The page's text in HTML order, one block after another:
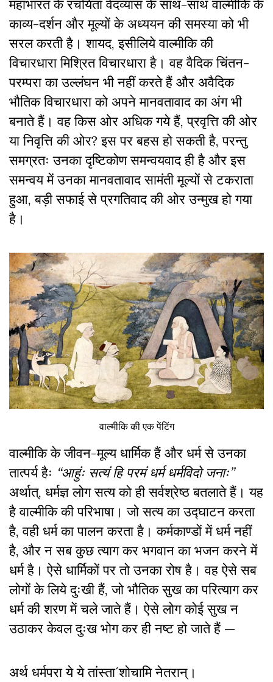
महाभारत के रचयिता वेदव्यास के साथ-साथ वाल्मीकि के
काव्य-दर्शन और मूल्यों के अध्ययन की समस्या को भी
सरल करती है। शायद,इसीलिये वाल्मीकि की
विचारधारा मिश्रित विचारधारा है। वह वैदिक चिंतन-
परम्परा का उल्लंघन भी नहीं करते हैं और अवैदिक
भौतिक विचारधारा को अपने मानवतावाद का अंग भी
बनाते हैं। वह किस ओर अधिक गये हैं,प्रवृत्ति की ओर
या निवृत्ति की ओर?इस पर बहस हो सकती है,परन्तु
समग्रतः उनका दृष्टिकोण समन्वयवाद ही है और इस
समन्वय में उनका मानवतावाद सामंती मूल्यों से टकराता
हुआ,बड़ी सफाई से प्रगतिवाद की ओर उन्मुख हो गया
है।
वाल्मीकि की एक पेंटिंग
वाल्मीकि के जीवन-मूल्य धार्मिक हैं और धर्म से उनका
तात्पर्य हैः “आहुंः सत्यं हि परमं धर्म धर्मविदो जनाः”
अर्थात्, धर्मज्ञ लोग सत्य को ही सर्वश्रेष्ठ बतलाते हैं। यह
है वाल्मीकि की परिभाषा। जो सत्य का उद्घाटन करता
है,वही धर्म का पालन करता है। कर्मकाण्डों में धर्म नहीं
है, और न सब कुछ त्याग कर भगवान का भजन करने में
धर्म है। ऐसे धार्मिकों पर तो उनका रोष है। वह ऐसे सब
लोगों के लिये दुःखी हैं,जो भौतिक सुख का परित्याग कर
धर्म की शरण में चले जाते हैं। ऐसे लोग कोई सुख न
उठाकर केवल दुःख भोग कर ही नष्ट हो जाते हैं —
अर्थ धर्मपरा ये ये तांस्ता´शोचामि नेतरान्।